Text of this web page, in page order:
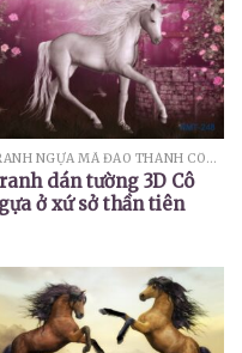
TRANH NGỰA MÃ ĐÁO THÀNH CÔNG
dán tường 3D Cô
ở xứ sở thần tiên